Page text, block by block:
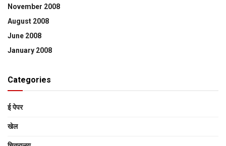
November 2008
August 2008
June 2008
January 2008
Categories
ई पेपर
खेल